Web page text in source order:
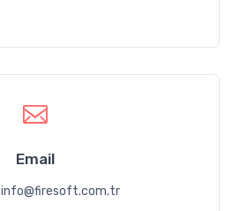
Email
info@firesoft.com.tr